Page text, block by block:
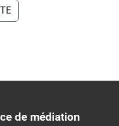
de médiation